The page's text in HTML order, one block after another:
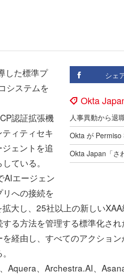
シェ
Okta
た標準プ
システムを
認証拡張機
ィティセキ
ェントを追
ている。
エージェン
への接続を
大し、25社以上の新しい
る方法を管理する標準化さ
経由し、すべてのアクション
、Archestra.AI、